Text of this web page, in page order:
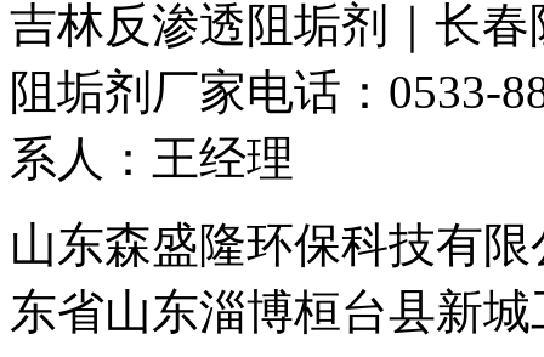
吉林反渗透阻垢剂｜长
阻垢剂厂家电话：0533-
系人：王经理
山东森盛隆环保科技有
东省山东淄博桓台县新